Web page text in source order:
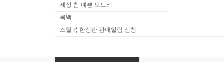
세상 참 예쁜 오드리
룩백
스틸북 한정판 판매알림 신청